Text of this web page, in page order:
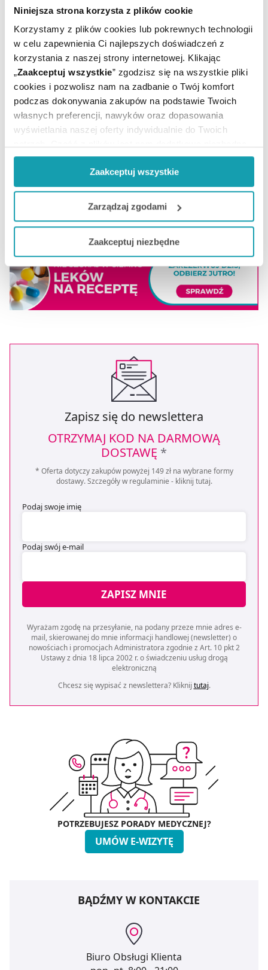
Niniejsza strona korzysta z plików cookie
Korzystamy z plików cookies lub pokrewnych technologii
w celu zapewnienia Ci najlepszych doświadczeń z
korzystania z naszej strony internetowej. Klikając
„Zaakceptuj wszystkie” zgodzisz się na wszystkie pliki
cookies i pozwolisz nam na zadbanie o Twój komfort
podczas dokonywania zakupów na podstawie Twoich
własnych preferencji, nawyków oraz dopasowania
wyświetlania naszej oferty indywidualnie do Twoich
do prawidłowego działania Portalu oraz jego
funkcjonalności. W zależności od funkcji, dane o tym jak
korzystasz z naszej witryny będą również przekazywane
do naszych Partnerów marketingowych i analitycznych.
Jeżeli chcesz dostosować swoją zgodę i wybrać tylko
niektóre dodatkowe funkcje, z którymi wiąże się
zbieranie danych o Twojej aktywności dokonaj
preferowanych przez Ciebie wyborów i kliknij „Zarządzaj
zgodami ”.
pozyskiwanie od Ciebie danych, które nie są niezbędne
dla funkcjonowania Strony. Będzie się to jednak wiązało
z brakiem dostępu do wszystkich funkcjonalności
Zaakceptuj wszystkie
Zarządzaj zgodami
Zaakceptuj niezbędne
Producent / Podmiot
odpowiedzialny:
PANI TERESA
Pani Teresa
Przechowywanie:
Temperatura
pokojowa
Rejestracja produktu:
Wyrób medyczny
MOŻE CI SIĘ PRZYDAĆ
Zapisz się do newslettera
OTRZYMAJ KOD NA DARMOWĄ
DOSTAWĘ *
* Oferta dotyczy zakupów powyżej 149 zł na wybrane formy
dostawy. Szczegóły w regulaminie - kliknij tutaj.
Podaj swoje imię
Podaj swój e-mail
ZAPISZ MNIE
Wyrażam zgodę na przesyłanie, na podany przeze mnie adres e-
mail, skierowanej do mnie informacji handlowej (newsletter) o
nowościach i promocjach Administratora zgodnie z Art. 10 pkt 2
Ustawy z dnia 18 lipca 2002 r. o świadczeniu usług drogą
elektroniczną
Chcesz się wypisać z newslettera? Kliknij tutaj.
POTRZEBUJESZ PORADY MEDYCZNEJ?
UMÓW E-WIZYTĘ
BĄDŹMY W KONTAKCIE
Biuro Obsługi Klienta